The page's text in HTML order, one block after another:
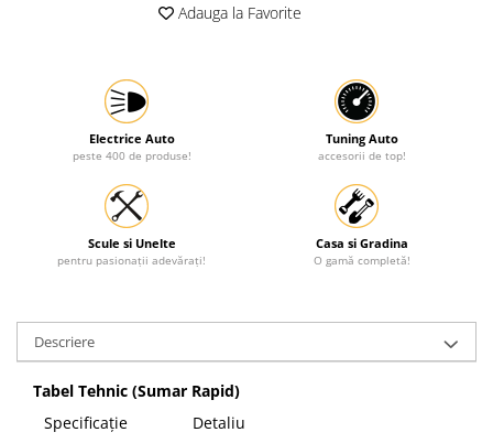
Utilaje constructie
Adauga la Favorite
Electrice Auto
peste 400 de produse!
Tuning Auto
accesorii de top!
Scule si Unelte
pentru pasionații adevărați!
Casa si Gradina
O gamă completă!
Descriere
Tabel Tehnic (Sumar Rapid)
Specificație
Detaliu